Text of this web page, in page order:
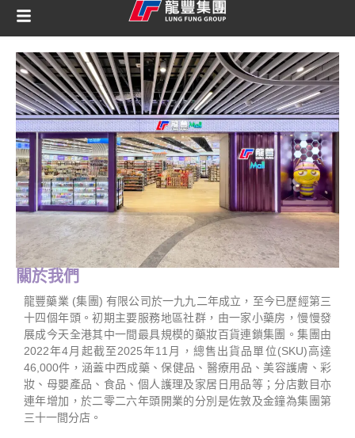
關於我們
龍豐藥業 (集團) 有限公司於一九九二年成立，至今已歷經第三
十四個年頭。初期主要服務地區社群，由一家小藥房，慢慢發
展成今天全港其中一間最具規模的藥妝百貨連鎖集團。集團由
2022年4月起截至2025年11月，總售出貨品單位(SKU)高達
46,000件，涵蓋中西成藥、保健品、醫療用品、美容護膚、彩
妝、母嬰產品、食品、個人護理及家居日用品等；分店數目亦
連年增加，於二零二六年頭開業的分別是佐敦及金鐘為集團第
三十一間分店。